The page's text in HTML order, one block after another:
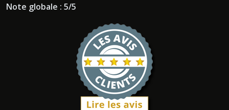
Note globale : 5/5